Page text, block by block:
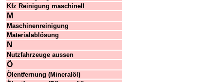
Kfz Reinigung maschinell
M
Maschinenreinigung
Materialablösung
N
Nutzfahrzeuge aussen
Ö
Ölentfernung (Mineralöl)